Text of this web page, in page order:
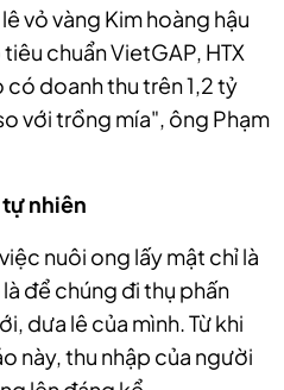
vỏ vàng Kim hoàng hậu
chuẩn VietGAP, HTX
có doanh thu trên 1,2 tỷ
với trồng mía", ông Phạm
nhiên
nuôi ong lấy mật chỉ là
để chúng đi thụ phấn
dưa lê của mình. Từ khi
này, thu nhập của người